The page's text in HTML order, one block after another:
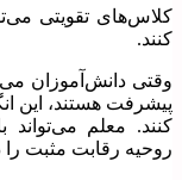
کلاس‌های تقویتی
کنند.
وقتی دانش‌آموزان
پیشرفت هستند، این
کنند. معلم
روحیه رقابت مثبت